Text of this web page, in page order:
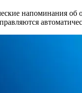
напоминания об